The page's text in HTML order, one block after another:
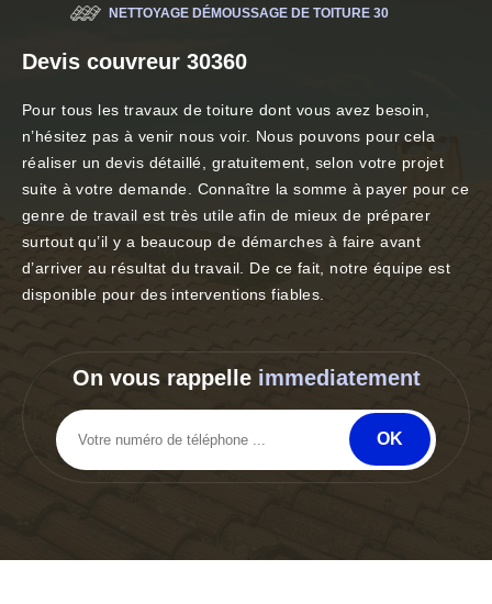
NETTOYAGE DÉMOUSSAGE DE TOITURE 30
Devis couvreur 30360
Pour tous les travaux de toiture dont vous avez besoin,
n’hésitez pas à venir nous voir. Nous pouvons pour cela
réaliser un devis détaillé, gratuitement, selon votre projet
suite à votre demande. Connaître la somme à payer pour ce
genre de travail est très utile afin de mieux de préparer
surtout qu’il y a beaucoup de démarches à faire avant
d’arriver au résultat du travail. De ce fait, notre équipe est
disponible pour des interventions fiables.
On vous rappelle immediatement